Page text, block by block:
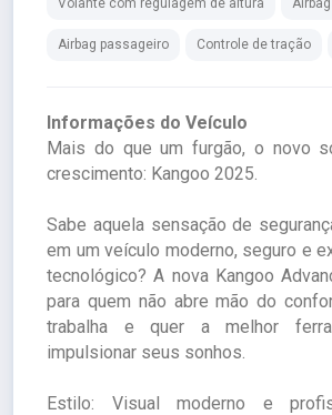
Volante com regulagem de altura
Airbag passageiro Controle de tração
Informações do Veículo
Mais do que um furgão, o novo
crescimento: Kangoo 2025.
Sabe aquela sensação de
em um veículo moderno, seguro e
tecnológico? A nova Kangoo
para quem não abre mão do
trabalha e quer a melhor
impulsionar seus sonhos.
Estilo: Visual moderno e